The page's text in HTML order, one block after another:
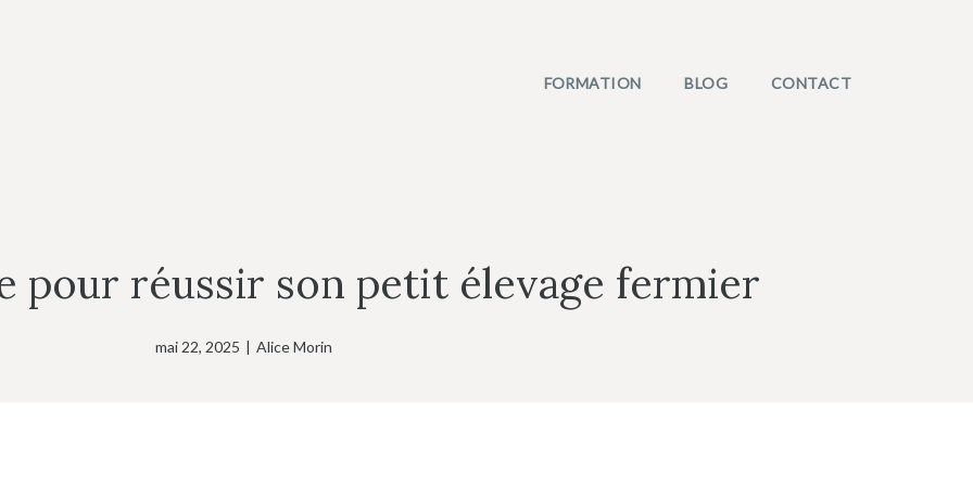
FORMATION BLOG CONTACT
pour réussir son petit élevage fermier
mai 22, 2025 | Alice Morin